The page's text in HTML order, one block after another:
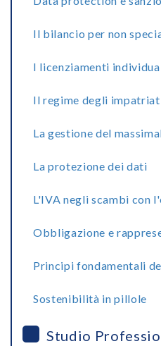
Il bilancio per non
I licenziamenti
Il regime degli
La gestione del
La protezione dei dati
L'IVA negli scambi con
Obbligazione e
Principi fondamentali
Sostenibilità in pillole
Studio